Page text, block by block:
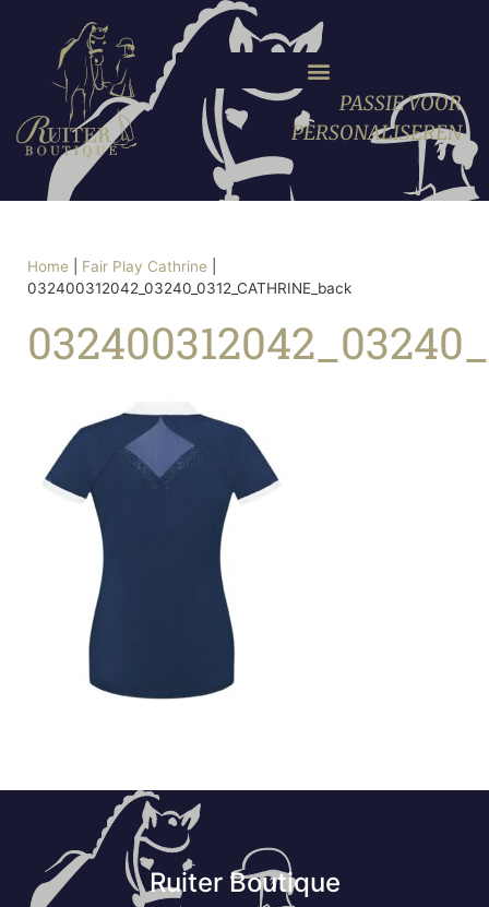
PASSIE VOOR
PERSONALISEREN
Home Fair Play Cathrine
032400312042_03240_0312_CATHRINE_back
Ruiter Boutique